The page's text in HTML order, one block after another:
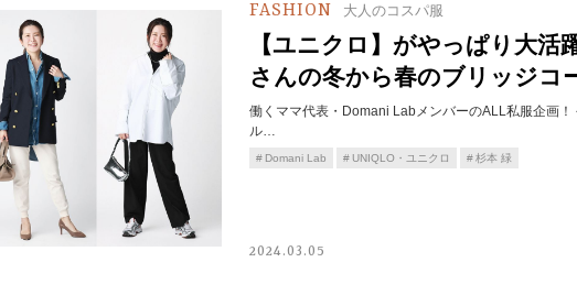
FASHION 大人のコスパ服
【ユニクロ】がやっぱり大活
さんの冬から春のブリッジコ
働くママ代表・Domani LabメンバーのALL私服企画！
ル…
Domani Lab UNIQLO・ユニクロ 杉本 緑
2024.03.05